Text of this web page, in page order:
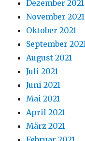
Dezember 2021
November 2021
Oktober 2021
September
August 2021
Juli 2021
Juni 2021
Mai 2021
April 2021
März 2021